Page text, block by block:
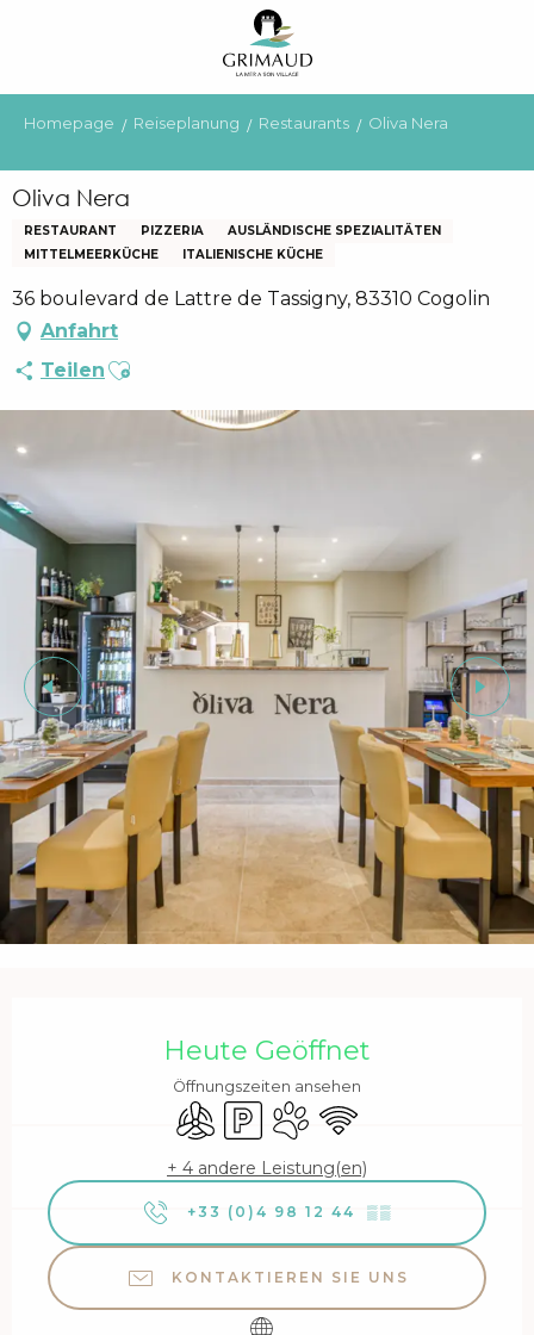
principal
Homepage Reiseplanung Restaurants Oliva Nera
Oliva Nera
RESTAURANT PIZZERIA
AUSLÄNDISCHE SPEZIALITÄTEN
MITTELMEERKÜCHE
ITALIENISCHE KÜCHE
36 boulevard de Lattre de Tassigny, 83310 Cogolin
Anfahrt
Teilen Ajouter aux favoris
Heute Geöffnet
Öffnungszeiten ansehen
Klimaanlage
ParkplatzTiere erlaubt
Wi-Fi
+ 4 andere Leistung(en)
+33 (0)4 98 12 44 ▒▒
KONTAKTIEREN SIE UNS